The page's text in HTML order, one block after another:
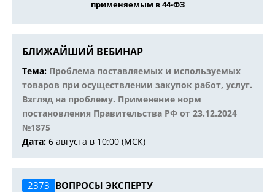
применяемым в 44-ФЗ
БЛИЖАЙШИЙ ВЕБИНАР
Тема: Проблема поставляемых и используемых
товаров при осуществлении закупок работ, услуг.
Взгляд на проблему. Применение норм
постановления Правительства РФ от 23.12.2024
№1875
Дата: 6 августа в 10:00 (МСК)
2373 ВОПРОСЫ ЭКСПЕРТУ